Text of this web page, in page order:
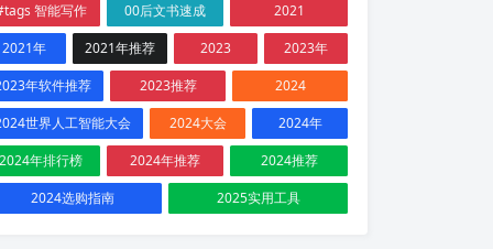
智能写作
00后文书速成
2021
2021年
2021年推荐 2023
2023年
年软件推荐
2023推荐
2024
世界人工智能大会
2024大会
2024年
2024年排行榜
2024年推荐
2024推荐
2024选购指南
2025实用工具